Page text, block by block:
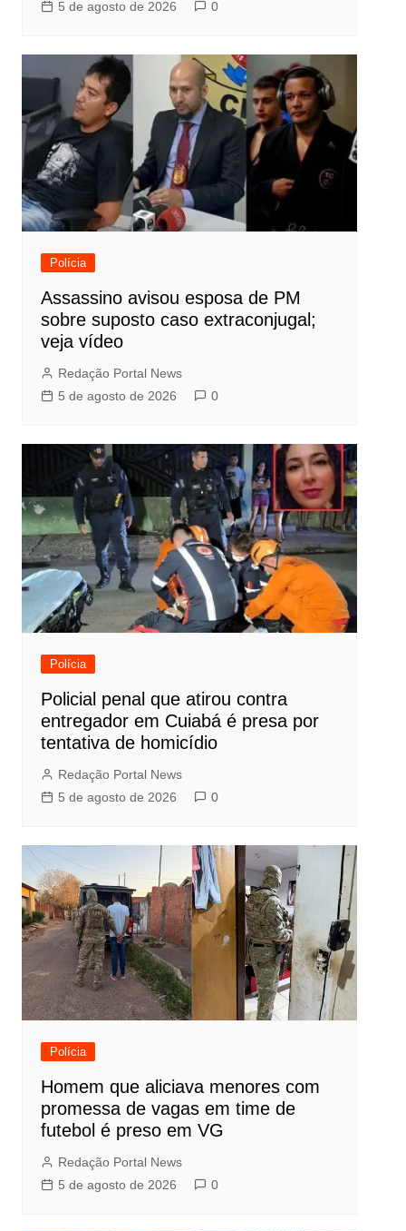
5 de agosto de 2026 0
Polícia
Assassino avisou esposa de PM
sobre suposto caso extraconjugal;
veja vídeo
Redação Portal News
5 de agosto de 2026
0
Polícia
Policial penal que atirou contra
entregador em Cuiabá é presa por
tentativa de homicídio
Redação Portal News
5 de agosto de 2026
0
Polícia
Homem que aliciava menores com
promessa de vagas em time de
futebol é preso em VG
Redação Portal News
5 de agosto de 2026
0